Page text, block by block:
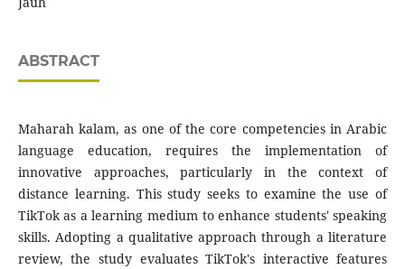
ABSTRACT
Maharah kalam, as one of the core competencies in Arabic
language education, requires the implementation of
innovative approaches, particularly in the context of
distance learning. This study seeks to examine the use of
TikTok as a learning medium to enhance students' speaking
skills. Adopting a qualitative approach through a literature
review, the study evaluates TikTok's interactive features